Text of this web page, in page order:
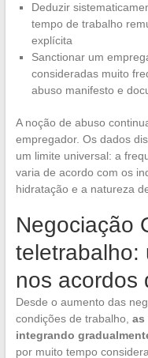
Deduzir
tempo de trabalho
explícita
Sanctionar um
consideradas muito
abuso manifesto e
A noção de abuso
empregador. Os dados
um limite universal: a
varia de acordo com os
hidratação e a natureza
Negociação
teletrabalho:
nos acordos
Desde o aumento das
condições de trabalho, as
integrando
por muito tempo